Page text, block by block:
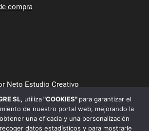
compra
Neto Estudio Creativo
SL, utiliza"COOKIES" para garantizar el
de nuestro portal web, mejorando la
una eficacia y una personalización
datos estadísticos y para mostrarle